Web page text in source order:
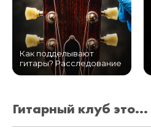
Как подделывают
гитары? Расследование
Гитарный клуб это...